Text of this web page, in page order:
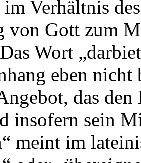
Verhältnis
von Gott zum
Wort
eben
das
insofern sein
meint im